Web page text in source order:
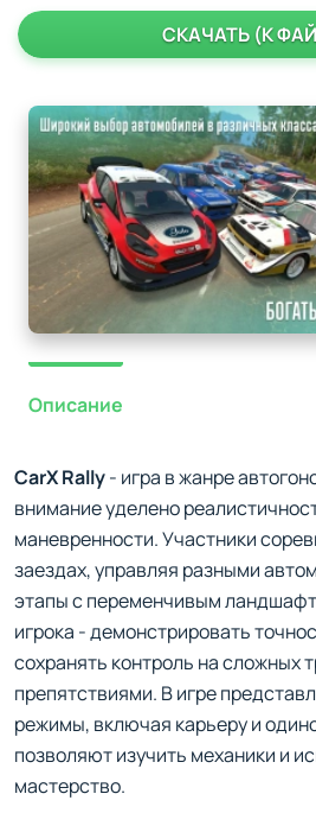
СКАЧАТЬ (К
Описание
CarX Rally- игра в жанре
внимание уделено
маневренности. Участники
заездах, управляя разными
этапы с переменчивым
игрока - демонстрировать
сохранять контроль на сложных
препятствиями. В игре
режимы, включая карьеру и
позволяют изучить механики и
мастерство.